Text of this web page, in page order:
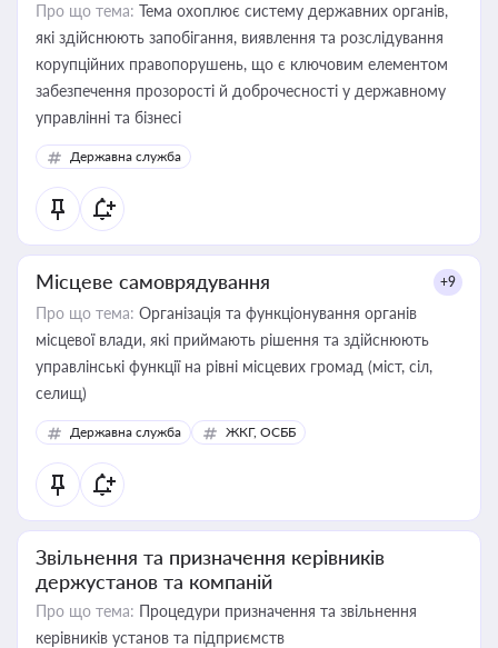
Про що тема: Тема охоплює систему державних органів,
які здійснюють запобігання, виявлення та розслідування
корупційних правопорушень, що є ключовим елементом
забезпечення прозорості й доброчесності у державному
управлінні та бізнесі
Державна служба
Місцеве самоврядування +9
Про що тема: Організація та функціонування органів
місцевої влади, які приймають рішення та здійснюють
управлінські функції на рівні місцевих громад (міст, сіл,
селищ)
Державна служба ЖКГ, ОСББ
Звільнення та призначення керівників
держустанов та компаній
Про що тема: Процедури призначення та звільнення
керівників установ та підприємств